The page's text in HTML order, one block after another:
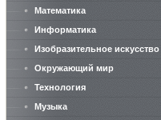
Математика
Информатика
Изобразительное искусство
Окружающий мир
Технология
Музыка